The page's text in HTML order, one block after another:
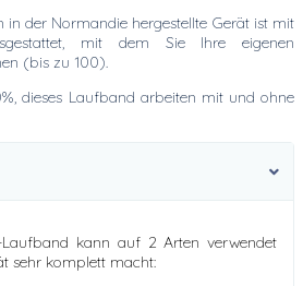
in der Normandie hergestellte Gerät ist mit
mit dem Sie Ihre eigenen
(bis zu 100).
dieses Laufband arbeiten mit und ohne
Laufband kann auf 2 Arten verwendet
sehr komplett macht: